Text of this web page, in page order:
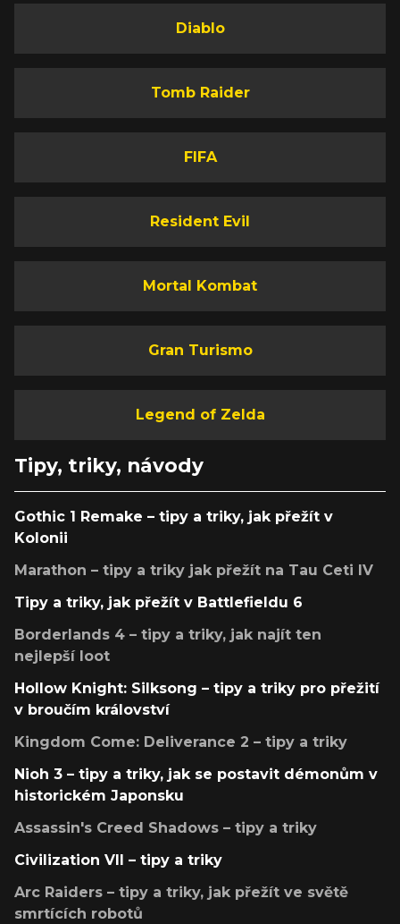
Diablo
Tomb Raider
FIFA
Resident Evil
Mortal Kombat
Gran Turismo
Legend of Zelda
Tipy, triky, návody
Gothic 1 Remake – tipy a triky, jak přežít v
Kolonii
Marathon – tipy a triky jak přežít na Tau Ceti IV
Tipy a triky, jak přežít v Battlefieldu 6
Borderlands 4 – tipy a triky, jak najít ten
nejlepší loot
Hollow Knight: Silksong – tipy a triky pro přežití
v broučím království
Kingdom Come: Deliverance 2 – tipy a triky
Nioh 3 – tipy a triky, jak se postavit démonům v
historickém Japonsku
Assassin's Creed Shadows – tipy a triky
Civilization VII – tipy a triky
Arc Raiders – tipy a triky, jak přežít ve světě
smrtících robotů